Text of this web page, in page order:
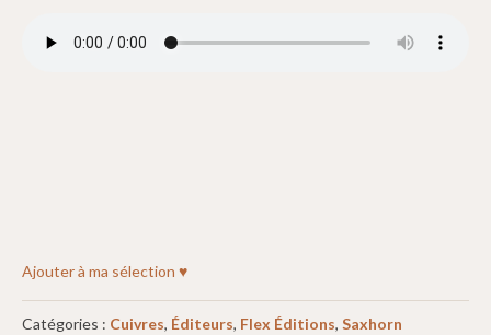
Ajouter à ma sélection ♥
Catégories : Cuivres, Éditeurs, Flex Éditions, Saxhorn